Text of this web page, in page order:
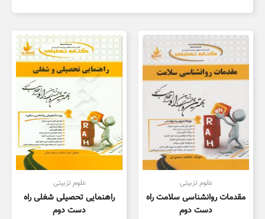
علوم تزبیتی
مقدمات روانشناسی سلامت راه
دست دوم
علوم تزبیتی
راهنمایی تحصیلی شغلی راه
دست دوم